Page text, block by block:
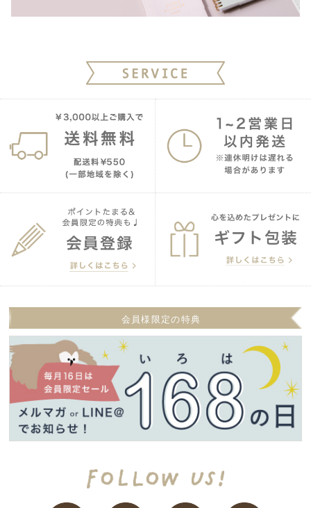
会員様限定の特典